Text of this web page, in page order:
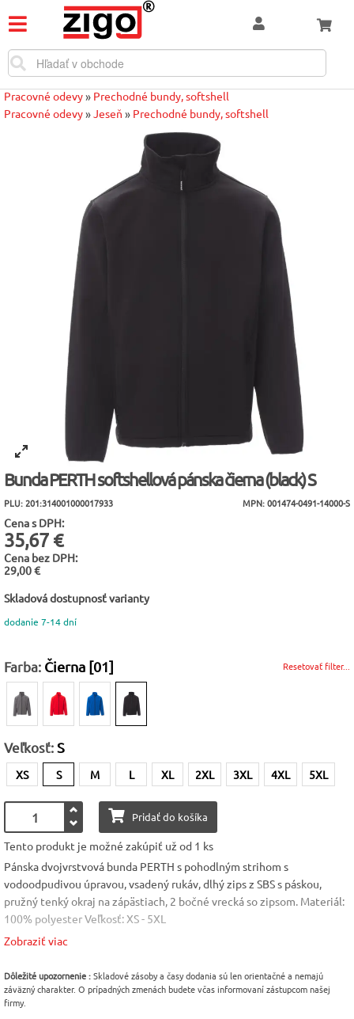
Pracovné odevy» Prechodné bundy, softshell
Pracovné odevy»Jeseň » Prechodné bundy, softshell
Bunda PERTH softshellová pánska čierna (black) S
PLU: 201:314001000017933 MPN: 001474-0491-14000-S
Cena s DPH:
35,67 €
Cena bez DPH:
29,00 €
Skladová dostupnosť varianty
dodanie 7-14 dní
Resetovať filter...
Farba: Čierna [01]
Veľkosť:S
XS S M L XL 2XL 3XL 4XL 5XL
Pridať do košíka
Tento produkt je možné zakúpiť už od 1 ks
Pánska dvojvrstvová bunda PERTH s pohodlným strihom s
vodoodpudivou úpravou, vsadený rukáv, dlhý zips z SBS s páskou,
pružný tenký okraj na zápästiach, 2 bočné vrecká so zipsom. Materiál:
100% polyester Veľkosť: XS - 5XL
Pánska dvojvrstvová bunda PERTH s pohodlným strihom s
pružný tenký okraj na zápästiach, 2 bočné vrecká so zipsom. Materiál:
100% polyesterHmotnosť: 280gVeľkosť: XS - 5XL
Farba
Zobraziť viac
Dôležité upozornenie :Skladové zásoby a časy dodania sú len orientačné a nemajú
záväzný charakter. O prípadných zmenách budete včas informovaní zástupcom našej
firmy.